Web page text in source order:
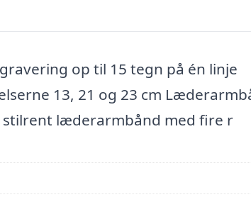
op til 15 tegn på én linje
13, 21 og 23 cm
læderarmbånd med fire r